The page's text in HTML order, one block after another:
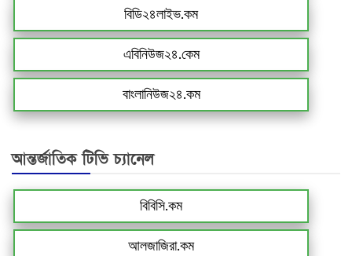
বিডি২৪লাইভ.কম
এবিনিউজ২৪.কেম
বাংলানিউজ২৪.কম
আন্তর্জাতিক টিভি চ্যানেল
বিবিসি.কম
আলজাজিরা.কম